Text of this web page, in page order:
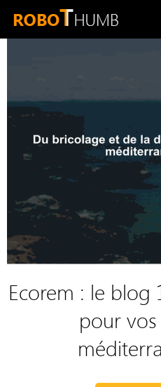
Ecorem : le blog
pour